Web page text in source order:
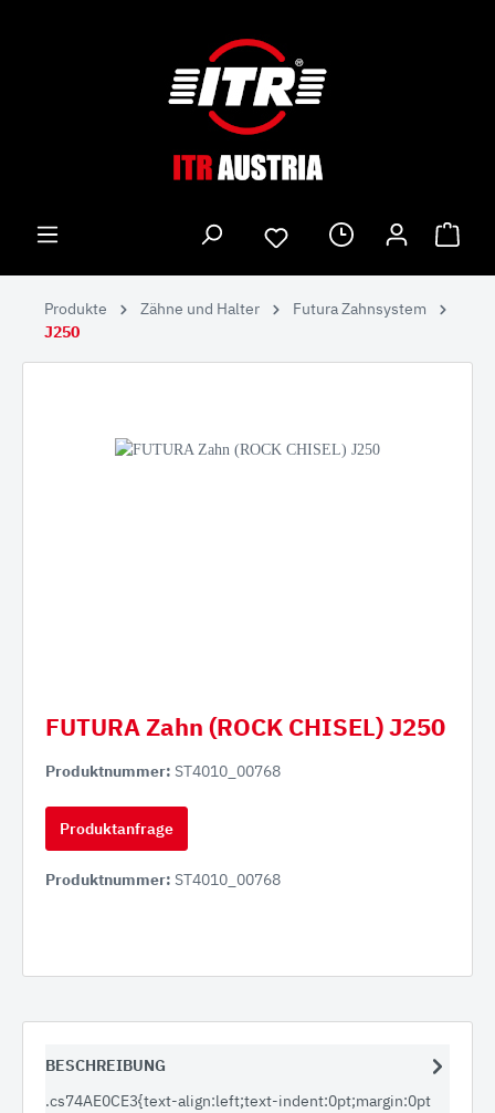
Produkte Zähne und Halter
Futura Zahnsystem
J250
FUTURA Zahn (ROCK CHISEL) J250
Produktnummer: ST4010_00768
Produktanfrage
Produktnummer: ST4010_00768
BESCHREIBUNG
.cs74AE0CE3{text-align:left;text-indent:0pt;margin:0pt